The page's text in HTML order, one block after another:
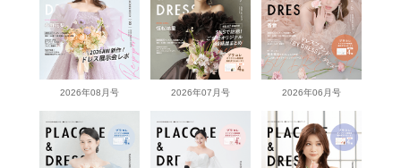
2026年08月号 2026年07月号 2026年06月号